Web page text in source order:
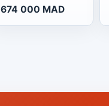
674 000 MAD